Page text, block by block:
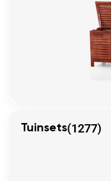
Tuinsets(1277)